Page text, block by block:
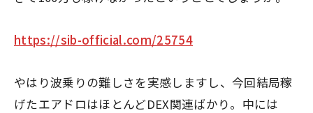
https://sib-official.com/25754
やはり波乗りの難しさを実感しますし、今回結局稼
げたエアドロはほとんどDEX関連ばかり。中には